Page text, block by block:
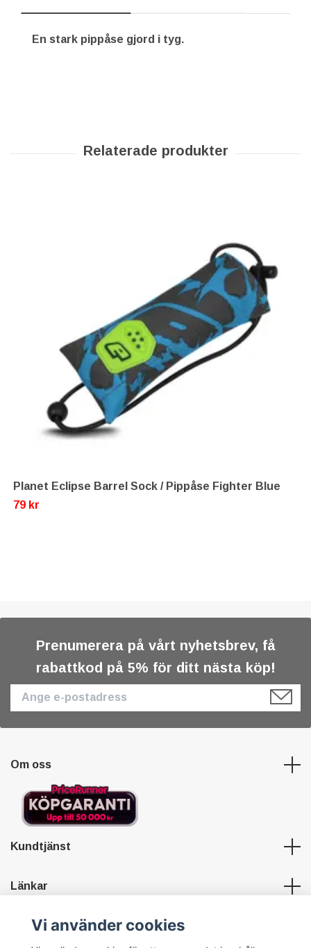
En stark pippåse gjord i tyg.
Planet Eclipse Barrel Sock / Pippåse Fighter Blue
79 kr
Prenumerera på vårt nyhetsbrev, få
rabattkod på 5% för ditt nästa köp!
Om oss
Kundtjänst
Länkar
Sociala medier
Vi använder cookies